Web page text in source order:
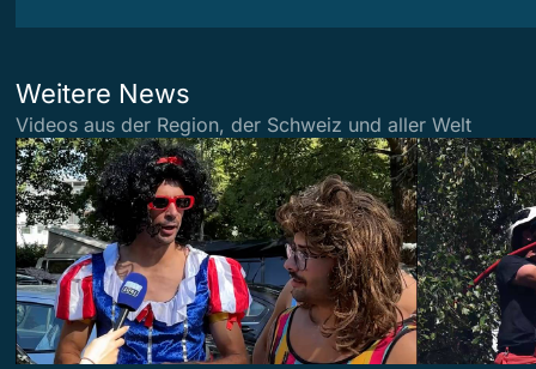
Weitere News
Videos aus der Region, der Schweiz und aller Welt